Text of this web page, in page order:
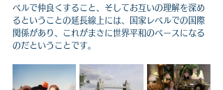
ベルで仲良くすること、そしてお互いの理解を深め
るということの延長線上には、国家レベルでの国際
関係があり、これがまさに世界平和のベースになる
のだということです。